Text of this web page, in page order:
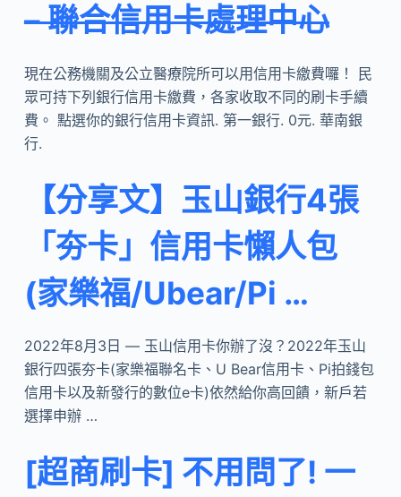
– 聯合信用卡處理中心
現在公務機關及公立醫療院所可以用信用卡繳費囉！ 民
眾可持下列銀行信用卡繳費，各家收取不同的刷卡手續
費。 點選你的銀行信用卡資訊. 第一銀行. 0元. 華南銀
行.
【分享文】玉山銀行4張
「夯卡」信用卡懶人包
(家樂福/Ubear/Pi …
2022年8月3日 — 玉山信用卡你辦了沒？2022年玉山
銀行四張夯卡(家樂福聯名卡、U Bear信用卡、Pi拍錢包
信用卡以及新發行的數位e卡)依然給你高回饋，新戶若
選擇申辦 …
[超商刷卡] 不用問了! 一